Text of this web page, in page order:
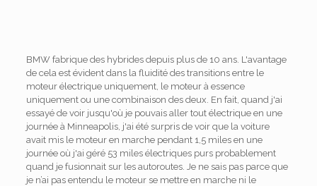
BMW fabrique des hybrides depuis plus de 10 ans. L'avantage
de cela est évident dans la fluidité des transitions entre le
moteur électrique uniquement, le moteur à essence
uniquement ou une combinaison des deux. En fait, quand j'ai
essayé de voir jusqu'où je pouvais aller tout électrique en une
journée à Minneapolis, j'ai été surpris de voir que la voiture
avait mis le moteur en marche pendant 1,5 miles en une
journée où j'ai géré 53 miles électriques purs probablement
quand je fusionnait sur les autoroutes. Je ne sais pas parce que
je n’ai pas entendu le moteur se mettre en marche ni le